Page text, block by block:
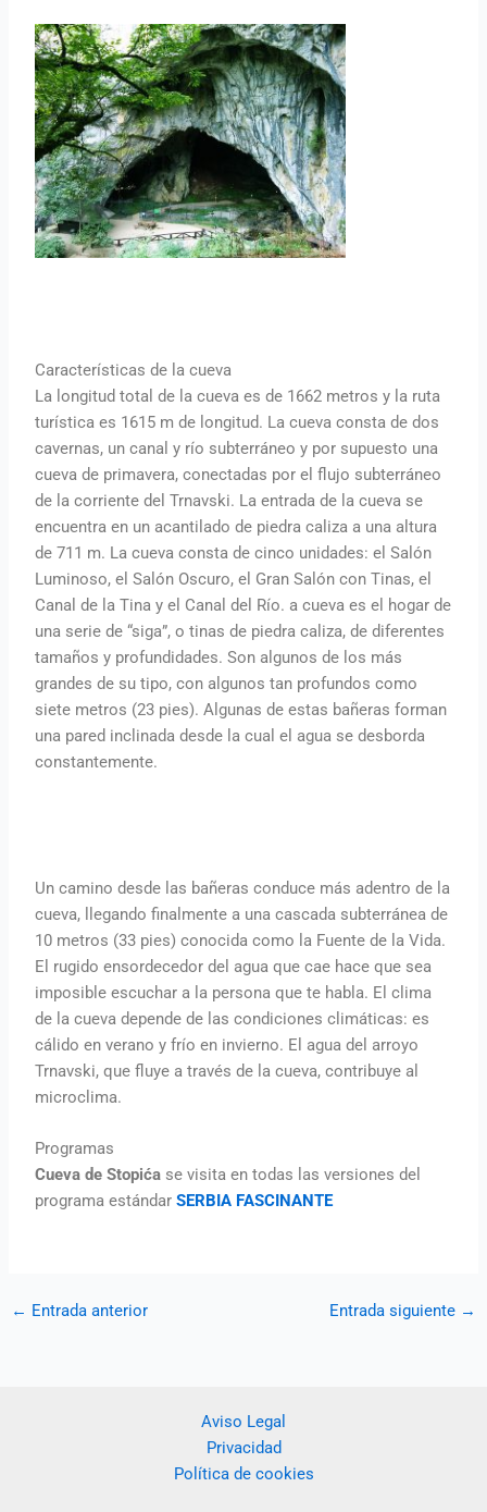
Características de la cueva
La longitud total de la cueva es de 1662 metros y la ruta
turística es 1615 m de longitud. La cueva consta de dos
cavernas, un canal y río subterráneo y por supuesto una
cueva de primavera, conectadas por el flujo subterráneo
de la corriente del Trnavski. La entrada de la cueva se
encuentra en un acantilado de piedra caliza a una altura
de 711 m. La cueva consta de cinco unidades: el Salón
Luminoso, el Salón Oscuro, el Gran Salón con Tinas, el
Canal de la Tina y el Canal del Río. a cueva es el hogar de
una serie de “siga”, o tinas de piedra caliza, de diferentes
tamaños y profundidades. Son algunos de los más
grandes de su tipo, con algunos tan profundos como
siete metros (23 pies). Algunas de estas bañeras forman
una pared inclinada desde la cual el agua se desborda
constantemente.
Un camino desde las bañeras conduce más adentro de la
cueva, llegando finalmente a una cascada subterránea de
10 metros (33 pies) conocida como la Fuente de la Vida.
El rugido ensordecedor del agua que cae hace que sea
imposible escuchar a la persona que te habla. El clima
de la cueva depende de las condiciones climáticas: es
cálido en verano y frío en invierno. El agua del arroyo
Trnavski, que fluye a través de la cueva, contribuye al
microclima.
Programas
Cueva de Stopića se visita en todas las versiones del
programa estándarSERBIA FASCINANTE
← Entrada anterior Entrada siguiente →
Aviso Legal
Privacidad
Política de cookies